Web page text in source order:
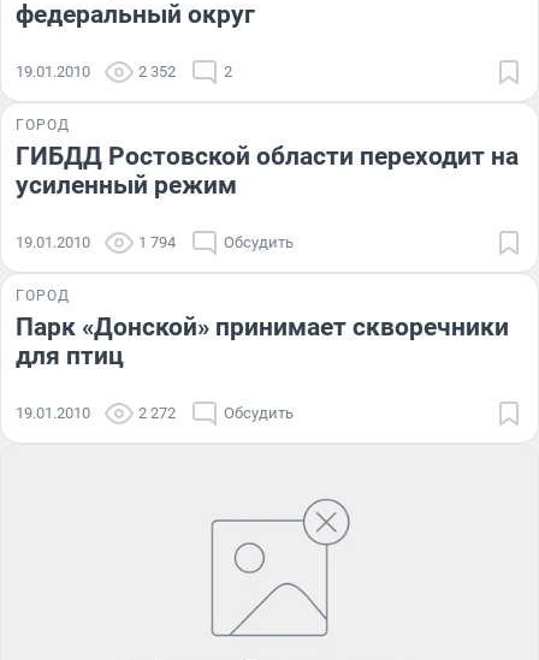
федеральный округ
19.01.2010 2 352 2
ГОРОД
ГИБДД Ростовской области переходит на
усиленный режим
19.01.2010 1 794 Обсудить
ГОРОД
Парк «Донской» принимает скворечники
для птиц
19.01.2010 2 272 Обсудить